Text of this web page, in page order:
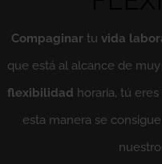
Compaginartu vida
que está al alcance de
flexibilidad horaria, tú
esta manera se